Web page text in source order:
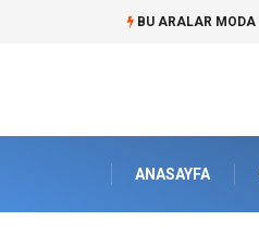
BU ARALAR MODA
ANASAYFA